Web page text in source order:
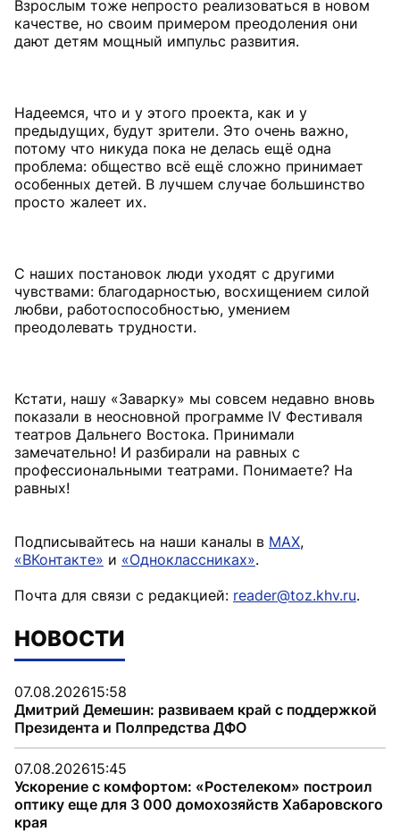
Взрослым тоже непросто реализоваться в новом
качестве, но своим примером преодоления они
дают детям мощный импульс развития.
Надеемся, что и у этого проекта, как и у
предыдущих, будут зрители. Это очень важно,
потому что никуда пока не делась ещё одна
проблема: общество всё ещё сложно принимает
особенных детей. В лучшем случае большинство
просто жалеет их.
С наших постановок люди уходят с другими
чувствами: благодарностью, восхищением силой
любви, работоспособностью, умением
преодолевать трудности.
Кстати, нашу «Заварку» мы совсем недавно вновь
показали в неосновной программе IV Фестиваля
театров Дальнего Востока. Принимали
замечательно! И разбирали на равных с
профессиональными театрами. Понимаете? На
равных!
Подписывайтесь на наши каналы в MAX,
«ВКонтакте» и «Одноклассниках».
Почта для связи с редакцией: reader@toz.khv.ru.
НОВОСТИ
07.08.202615:58
Дмитрий Демешин: развиваем край с поддержкой
Президента и Полпредства ДФО
07.08.202615:45
Ускорение с комфортом: «Ростелеком» построил
оптику еще для 3 000 домохозяйств Хабаровского
края